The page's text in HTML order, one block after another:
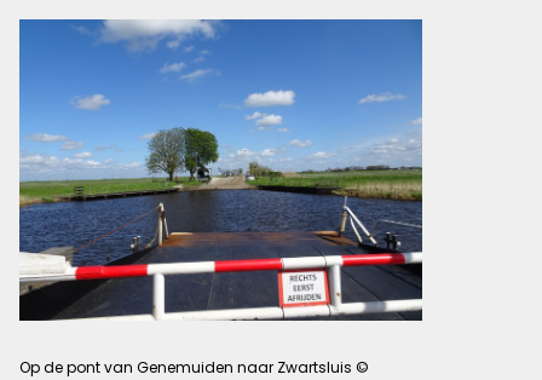
Op de pont van Genemuiden naar Zwartsluis ©